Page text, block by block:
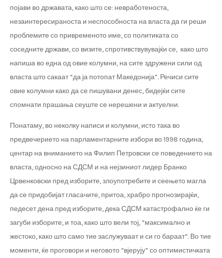
појави во државата, како што се: невработеноста,
незаинтересираноста и неспособноста на власта да ги реши
проблемите со привременото име, со политиката со
соседните држави, со визите, спротивствувувајќи се, како што
напиша во една од овие колумни, на сите здружени сили од
власта што сакаат “да ја потопат Македонија”. Речиси сите
овие колумни како да се пишувани денес, бидејќи сите
спомнати прашања сеуште се нерешени и актуелни.
Понатаму, во неколку написи и колумни, исто така во
предвечерието на парламентарните избори во 1998 година,
центар на вниманието на Филип Петровски се поведението на
власта, односно на СДСМ и на нејзиниот лидер Бранко
Црвенковски пред изборите, злоупотребите и сеењето магла
да се придобијат гласачите, притоа, храбро прогнозирајќи,
педесет дена пред изборите, дека СДСМ катастрофално ќе ги
загуби изборите, и тоа, како што вели тој, “максимално и
жестоко, како што само тие заслужуваат и си го бараат”. Во тие
моменти, ќе проговори и неговото “вјерују” со оптимистичката